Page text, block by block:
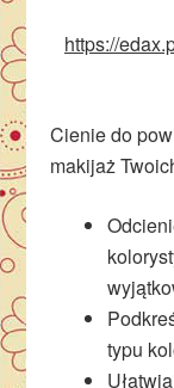
https://
Cienie do
makijaż
typu